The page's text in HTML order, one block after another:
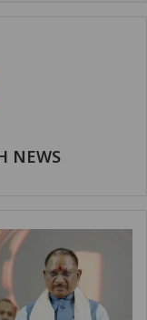
NEWS